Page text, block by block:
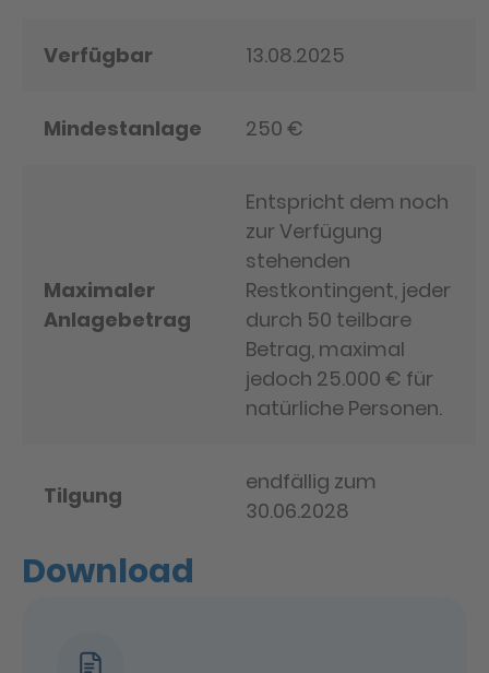
Verfügbar 13.08.2025
Mindestanlage 250 €
Maximaler
Anlagebetrag
Entspricht dem noch
zur Verfügung
stehenden
Restkontingent, jeder
durch 50 teilbare
Betrag, maximal
jedoch 25.000 € für
natürliche Personen.
Tilgung
endfällig zum
30.06.2028
Download